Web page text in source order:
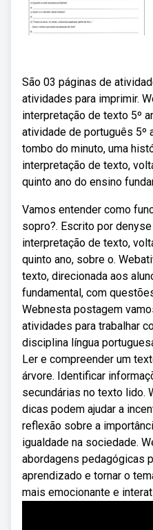
São 03 páginas de
atividades para imprimir.
interpretação de texto 5º
atividade de português 5º
tombo do minuto, uma
interpretação de texto,
quinto ano do ensino
Vamos entender como
sopro?. Escrito por
interpretação de texto,
quinto ano, sobre o.
texto, direcionada aos
fundamental, com
Webnesta postagem
atividades para trabalhar
disciplina língua
Ler e compreender um
árvore. Identificar
secundárias no texto lido.
dicas podem ajudar a
reflexão sobre a
igualdade na sociedade.
abordagens pedagógicas
aprendizado e tornar o
mais emocionante e